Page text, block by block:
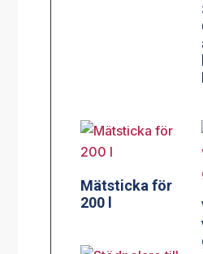
Mätsticka för
200 l